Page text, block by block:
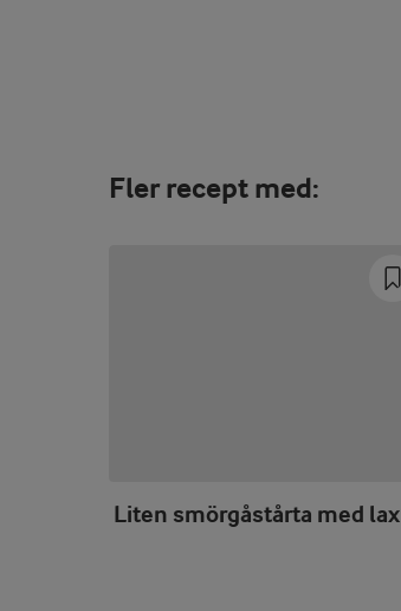
Fler recept med:
Liten smörgåstårta med lax